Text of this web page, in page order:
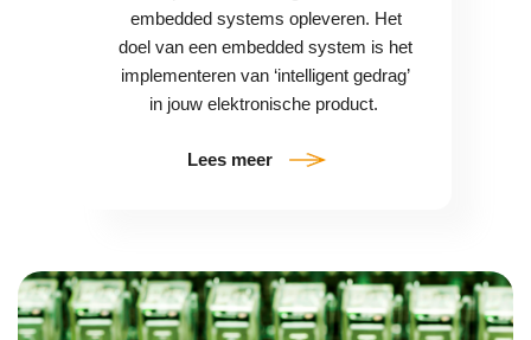
embedded systems opleveren. Het
doel van een embedded system is het
implementeren van ‘intelligent gedrag’
in jouw elektronische product.
Lees meer